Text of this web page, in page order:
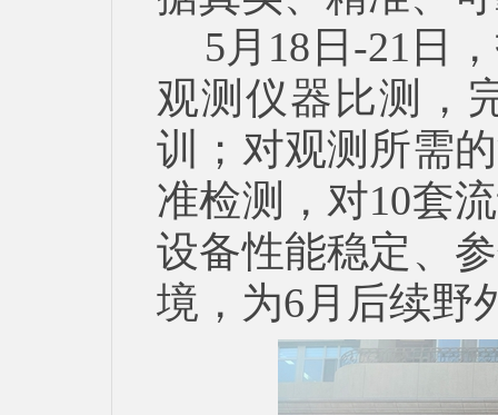
5月18日-21日
观测仪器比测，
训；对观测所需
准检测，对10套
设备性能稳定、
境，为6月后续野